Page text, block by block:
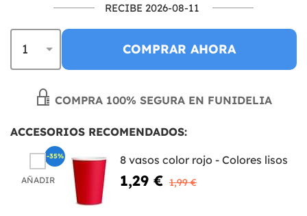
RECIBE 2026-08-11
COMPRAR AHORA
COMPRA 100% SEGURA EN FUNIDELIA
ACCESORIOS RECOMENDADOS:
AÑADIR
8 vasos color rojo - Colores lisos
1,29 € 1,99 €
-35%